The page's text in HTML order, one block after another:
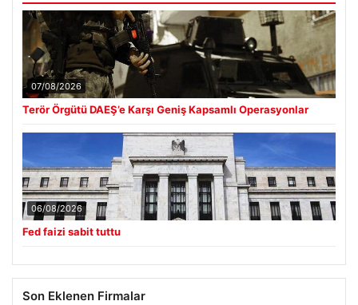
07/08/2026
Terör Örgütü DAEŞ’e Karşı Geniş Kapsamlı Operasyonlar
06/08/2026
Fed faizi sabit tuttu
Son Eklenen Firmalar